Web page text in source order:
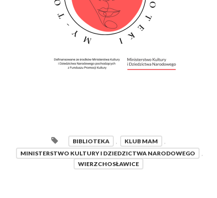
BIBLIOTEKA , KLUB MAM
,
MINISTERSTWO KULTURY I DZIEDZICTWA NARODOWEGO
,
WIERZCHOSŁAWICE